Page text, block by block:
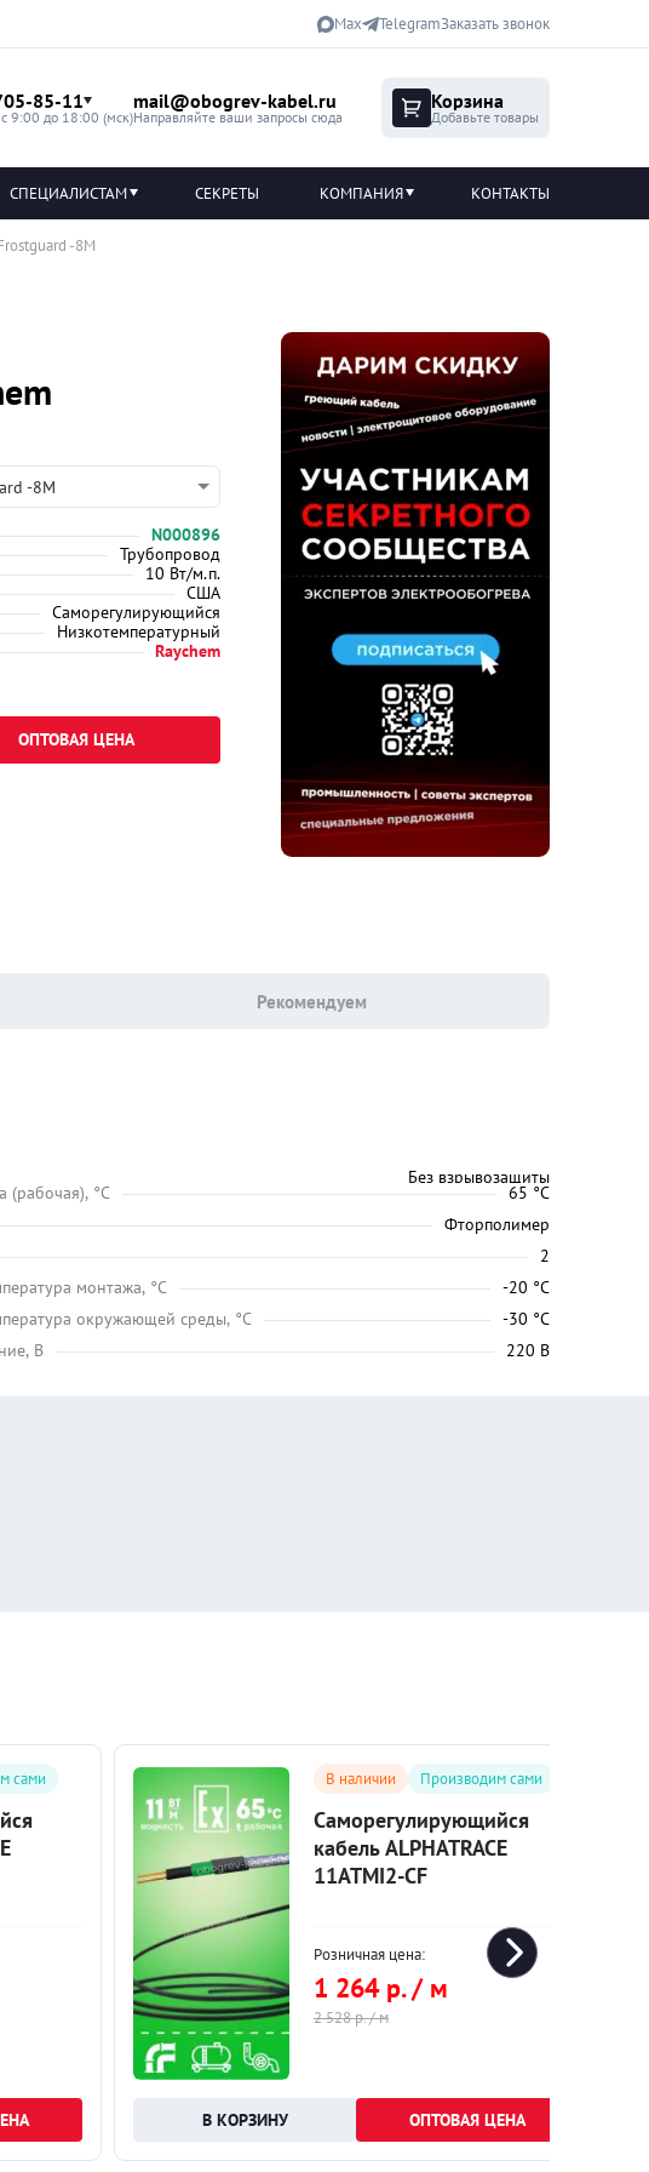
Max TelegramЗаказать звонок
85-11
9:00 до 18:00 (мск)
mail@obogrev-kabel.ru
Направляйте ваши запросы сюда
Корзина
Добавьте товары
СПЕЦИАЛИСТАМ СЕКРЕТЫ КОМПАНИЯ КОНТАКТЫ
-8M
-8M
N000896
Трубопровод
10 Вт/м.п.
США
Саморегулирующийся
Низкотемпературный
Raychem
ОПТОВАЯ ЦЕНА
Рекомендуем
Без взрывозащиты
(рабочая), °C
65 °C
Фторполимер
2
монтажа, °C
-20 °C
окружающей среды, °C
-30 °C
В
220 В
сами В наличии Производим сами
Саморегулирующийся
кабель ALPHATRACE
11ATMI2-CF
Розничная цена:
1 264 р. / м
2 528 р. / м
ОПТОВАЯ ЦЕНА